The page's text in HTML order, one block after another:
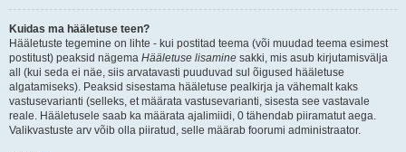
Kuidas ma hääletuse teen?
Hääletuste tegemine on lihte - kui postitad teema (või muudad teema esimest
postitust) peaksid nägema Hääletuse lisamine sakki, mis asub kirjutamisvälja
all (kui seda ei näe, siis arvatavasti puuduvad sul õigused hääletuse
algatamiseks). Peaksid sisestama hääletuse pealkirja ja vähemalt kaks
vastusevarianti (selleks, et määrata vastusevarianti, sisesta see vastavale
reale. Hääletusele saab ka määrata ajalimiidi, 0 tähendab piiramatut aega.
Valikvastuste arv võib olla piiratud, selle määrab foorumi administraator.